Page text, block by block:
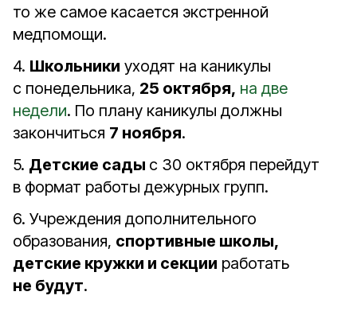
то же самое касается экстренной
медпомощи.
4. Школьники уходят на каникулы
с понедельника, 25 октября, на две
недели. По плану каникулы должны
закончиться 7 ноября.
5. Детские сады с 30 октября перейдут
в формат работы дежурных групп.
6. Учреждения дополнительного
образования, спортивные школы,
детские кружки и секции работать
не будут.